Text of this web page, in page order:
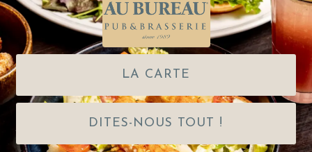
LA CARTE
DITES-NOUS TOUT !